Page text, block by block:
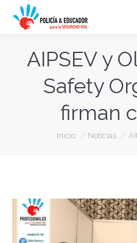
AIPSEV y
Safety
firman
Estás aquí:
Inicio Noticias